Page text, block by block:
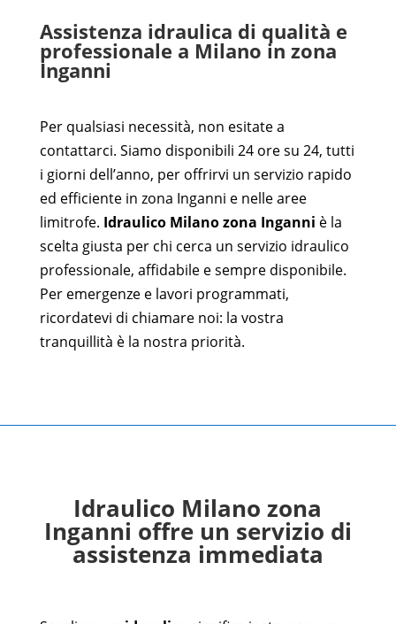
Assistenza idraulica di qualità e
professionale a Milano in zona
Inganni
Per qualsiasi necessità, non esitate a
contattarci. Siamo disponibili 24 ore su 24, tutti
i giorni dell’anno, per offrirvi un servizio rapido
ed efficiente in zona Inganni e nelle aree
limitrofe. Idraulico Milano zona Inganni è la
scelta giusta per chi cerca un servizio idraulico
professionale, affidabile e sempre disponibile.
Per emergenze e lavori programmati,
ricordatevi di chiamare noi: la vostra
tranquillità è la nostra priorità.
Idraulico Milano zona
Inganni offre un servizio di
assistenza immediata